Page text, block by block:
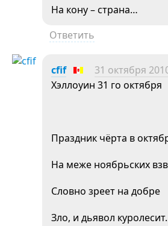
На кону – страна…
Ответить
cfif 31 октября
Хэллоуин 31 го октября
Праздник чёрта в
На меже ноябрьских
Словно зреет на добре
Зло, и дьявол куролесит.